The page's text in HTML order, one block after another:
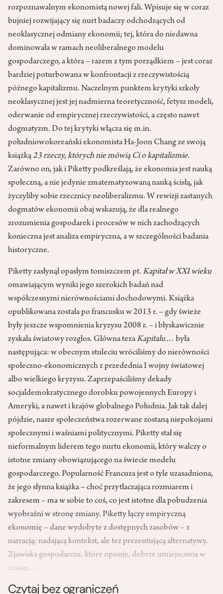
rozpoznawalnym ekonomistą nowej fali. Wpisuje się w coraz
bujniej rozwijający się nurt badaczy odchodzących od
neoklasycznej odmiany ekonomii; tej, która do niedawna
dominowała w ramach neoliberalnego modelu
gospodarczego, a która – razem z tym porządkiem – jest coraz
bardziej poturbowana w konfrontacji z rzeczywistością
późnego kapitalizmu. Naczelnym punktem krytyki szkoły
neoklasycznej jest jej nadmierna teoretyczność, fetysz modeli,
oderwanie od empirycznej rzeczywistości, a często nawet
dogmatyzm. Do tej krytyki włącza się m.in.
południowokoreański ekonomista Ha-Joon Chang ze swoją
książką23 rzeczy, których nie mówią Ci o kapitalizmie.
Zarówno on, jak i Piketty podkreślają, że ekonomia jest nauką
społeczną, a nie jedynie zmatematyzowaną nauką ścisłą, jak
życzyliby sobie rzecznicy neoliberalizmu. W rewizji zastanych
dogmatów ekonomii obaj wskazują, że dla realnego
zrozumienia gospodarek i procesów w nich zachodzących
konieczna jest analiza empiryczna, a w szczególności badania
historyczne.
Piketty zasłynął opasłym tomiszczem pt. Kapitał w XXI wieku
omawiającym wyniki jego szerokich badań nad
współczesnymi nierównościami dochodowymi. Książka
opublikowana została po francusku w 2013 r. – gdy świeże
były jeszcze wspomnienia kryzysu 2008 r. – i błyskawicznie
zyskała światowy rozgłos. Główna tezaKapitału… była
następująca: w obecnym stuleciu wróciliśmy do nierówności
społeczno-ekonomicznych z przedednia I wojny światowej
albo wielkiego kryzysu. Zaprzepaściliśmy dekady
socjaldemokratycznego dorobku powojennych Europy i
Ameryki, a nawet i krajów globalnego Południa. Jak tak dalej
pójdzie, nasze społeczeństwa rozerwane zostaną niepokojami
społecznymi i waśniami politycznymi. Piketty stał się
nieformalnym liderem tego nurtu ekonomii, który walczy o
istotne zmiany obowiązującego na świecie modelu
gospodarczego. Popularność Francuza jest o tyle uzasadniona,
że jego słynna książka – choć przytłaczająca rozmiarem i
zakresem – ma w sobie to coś, co jest istotne dla pobudzenia
wyobraźni w stronę zmiany. Piketty łączy empiryczną
ekonomię – dane wydobyte z dostępnych zasobów – z
narracją: nadającą kontekst, ale też prezentującą alternatywy.
Zjawiska gospodarcze, które opisuje, dobrze umiejscawia w
czasie,…
Czytaj bez ograniczeń